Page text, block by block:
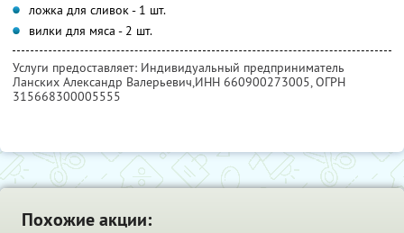
ложка для сливок - 1 шт.
вилки для мяса - 2 шт.
Услуги предоставляет: Индивидуальный предприниматель
Ланских Александр Валерьевич,ИНН 660900273005, ОГРН
315668300005555
Похожие акции: